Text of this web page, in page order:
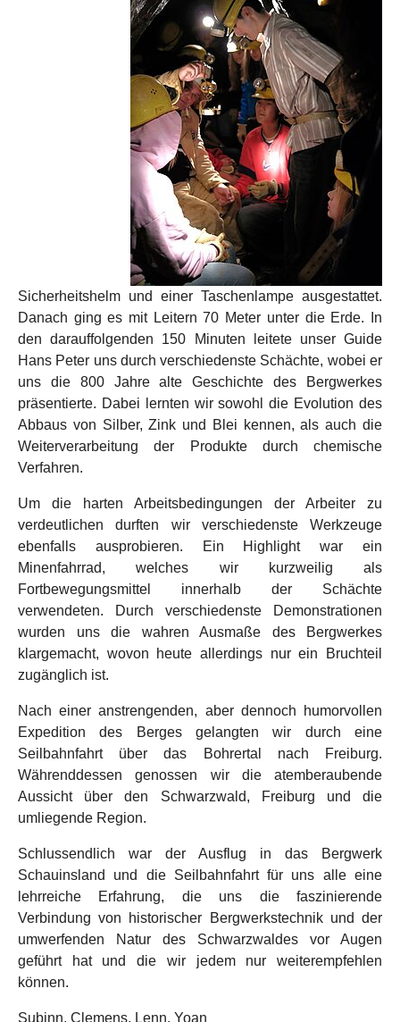
Sicherheitshelm und einer Taschenlampe ausgestattet.
Danach ging es mit Leitern 70 Meter unter die Erde. In
den darauffolgenden 150 Minuten leitete unser Guide
Hans Peter uns durch verschiedenste Schächte, wobei er
uns die 800 Jahre alte Geschichte des Bergwerkes
präsentierte. Dabei lernten wir sowohl die Evolution des
Abbaus von Silber, Zink und Blei kennen, als auch die
Weiterverarbeitung der Produkte durch chemische
Verfahren.
Um die harten Arbeitsbedingungen der Arbeiter zu
verdeutlichen durften wir verschiedenste Werkzeuge
ebenfalls ausprobieren. Ein Highlight war ein
Minenfahrrad, welches wir kurzweilig als
Fortbewegungsmittel innerhalb der Schächte
verwendeten. Durch verschiedenste Demonstrationen
wurden uns die wahren Ausmaße des Bergwerkes
klargemacht, wovon heute allerdings nur ein Bruchteil
zugänglich ist.
Nach einer anstrengenden, aber dennoch humorvollen
Expedition des Berges gelangten wir durch eine
Seilbahnfahrt über das Bohrertal nach Freiburg.
Währenddessen genossen wir die atemberaubende
Aussicht über den Schwarzwald, Freiburg und die
umliegende Region.
Schlussendlich war der Ausflug in das Bergwerk
Schauinsland und die Seilbahnfahrt für uns alle eine
lehrreiche Erfahrung, die uns die faszinierende
Verbindung von historischer Bergwerkstechnik und der
umwerfenden Natur des Schwarzwaldes vor Augen
geführt hat und die wir jedem nur weiterempfehlen
können.
Subinn, Clemens, Lenn, Yoan